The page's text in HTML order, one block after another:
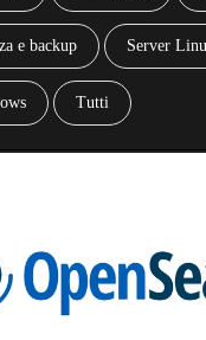
e backup Server
Tutti